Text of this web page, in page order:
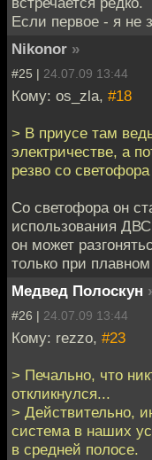
Если первое - я не
Nikonor »
#25 | 24.07.09 13:44
Кому: os_zla, #18
> В приусе там
электричестве, а
резво со светофора
Со светофора он
использования
он может
только при плавном
Медвед Полоскун
#26 | 24.07.09 13:44
Кому: rezzo, #23
> Печально, что
откликнулся...
> Действительно,
система в наших
в средней полосе.